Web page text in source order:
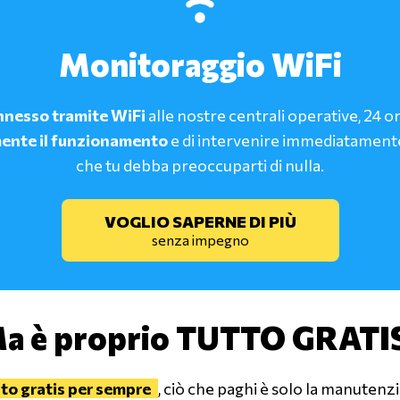
Monitoraggio WiFi
tramite WiFi alle nostre centrali operative, 24
il funzionamentoe di intervenire
che tu debba preoccuparti di nulla.
VOGLIO SAPERNE DI PIÙ
senza impegno
è proprio TUTTO
gratis per sempre , ciò che paghi è solo la